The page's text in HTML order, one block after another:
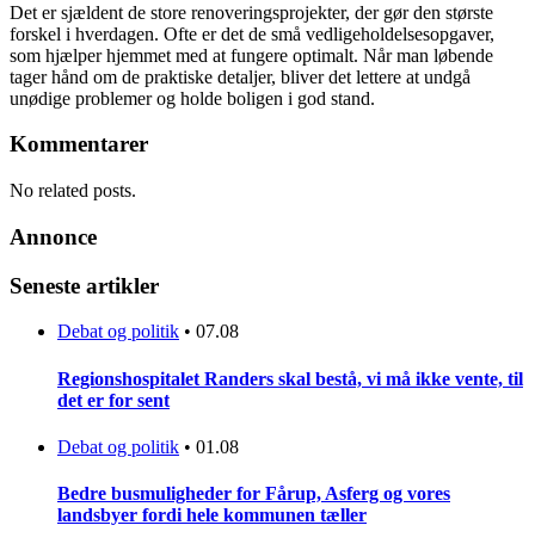
Det er sjældent de store renoveringsprojekter, der gør den største
forskel i hverdagen. Ofte er det de små vedligeholdelsesopgaver,
som hjælper hjemmet med at fungere optimalt. Når man løbende
tager hånd om de praktiske detaljer, bliver det lettere at undgå
unødige problemer og holde boligen i god stand.
Kommentarer
No related posts.
Annonce
Seneste artikler
Debat og politik • 07.08
Regionshospitalet Randers skal bestå, vi må ikke vente, til
det er for sent
Debat og politik • 01.08
Bedre busmuligheder for Fårup, Asferg og vores
landsbyer fordi hele kommunen tæller